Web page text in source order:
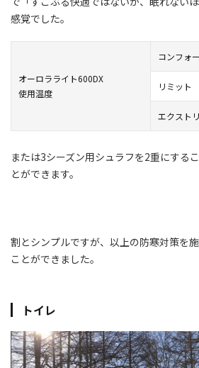
感覚でした。
オーロラライト600DX
使用温度
コンフォ
リミット
エクスト
または3シーズン用シュラフを2重にする
とができます。
割とシンプルですが、以上の防寒対策を
ことができました。
トイレ